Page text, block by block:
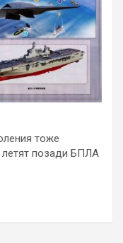
тоже
летят позади БПЛА